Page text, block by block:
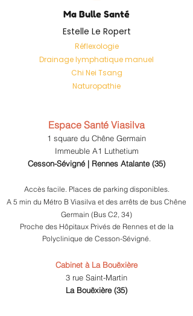
Ma Bulle Santé
Estelle Le Ropert
Réflexologie
Drainage lymphatique manuel
Chi Nei Tsang
Naturopathie
Espace Santé Viasilva
1 square du Chêne Germain
Immeuble A1 Luthetium
Cesson-Sévigné | Rennes Atalante (35)
Accès facile. Places de parking disponibles.
A 5 min du Métro B Viasilva et des arrêts de bus Chêne
Germain (Bus C2, 34)
Proche des Hôpitaux Privés de Rennes et de la
Polyclinique de Cesson-Sévigné.
Cabinet à La Bouëxière
3 rue Saint-Martin
La Bouëxière (35)